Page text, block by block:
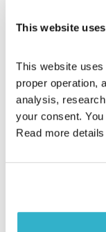
This website
This website
proper operation,
analysis,
your consent.
Read more